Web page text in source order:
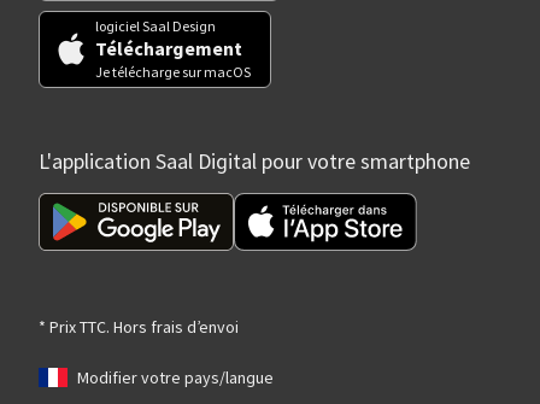
logiciel Saal Design
Téléchargement
Je télécharge sur macOS
L'application Saal Digital pour votre smartphone
* Prix TTC. Hors frais d’envoi
Modifier votre pays/langue